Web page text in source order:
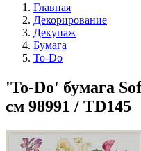
Главная
Декорирование
Декупаж
Бумага
To-Do
'To-Do' бумага
см 98991 / TD145